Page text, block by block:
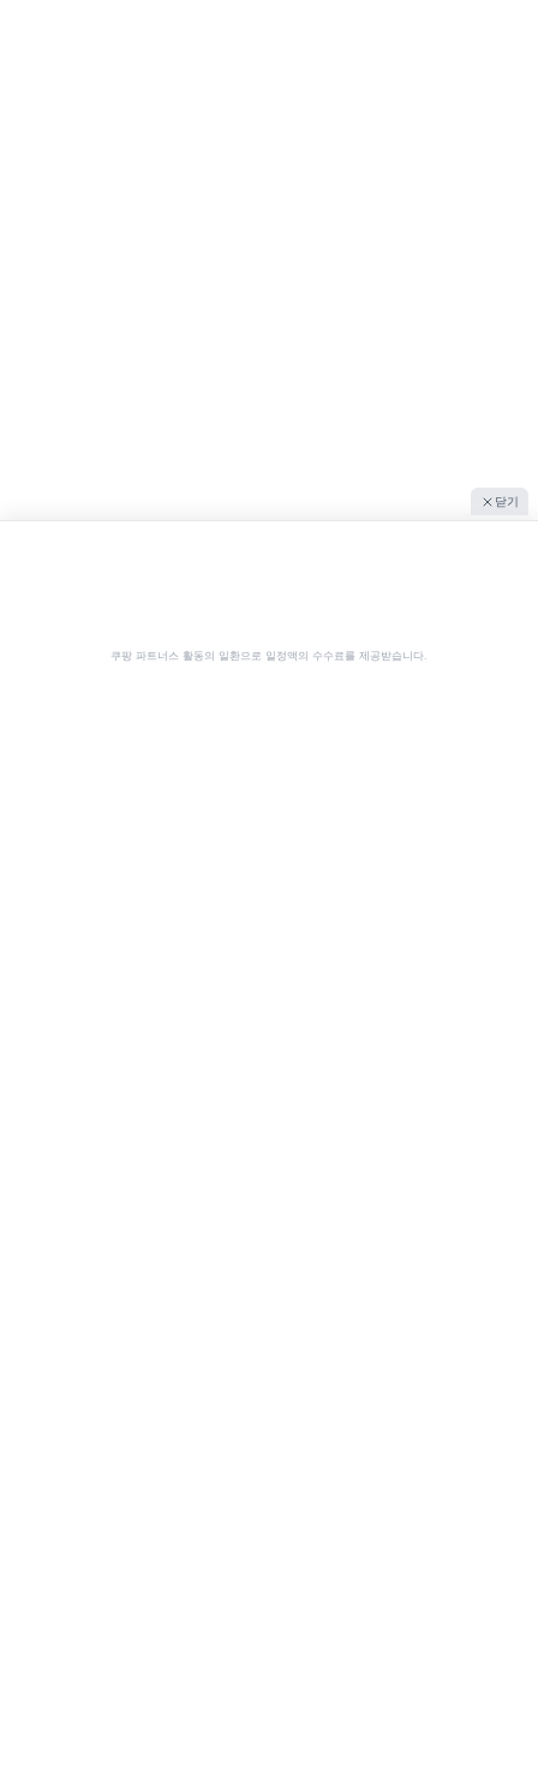
닫기
쿠팡 파트너스 활동의 일환으로 일정액의 수수료를 제공받습니다.